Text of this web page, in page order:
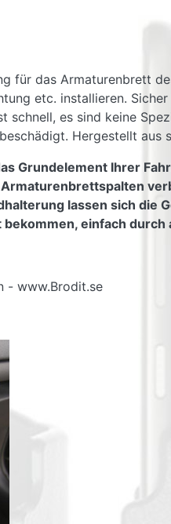
für das Armaturenbrett
etc. installieren.
schnell, es sind keine
Hergestellt
Grundelement Ihrer
lassen sich die
einfach
- www.Brodit.se